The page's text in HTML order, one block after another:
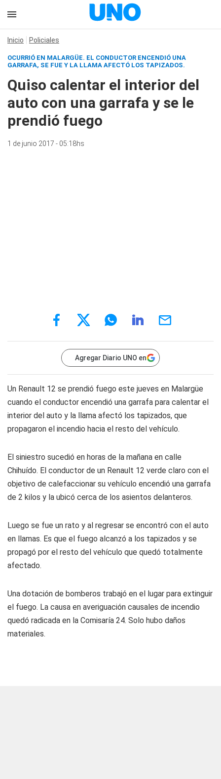
Inicio Policiales
OCURRIÓ EN MALARGÜE. EL CONDUCTOR ENCENDIÓ UNA
GARRAFA, SE FUE Y LA LLAMA AFECTÓ LOS TAPIZADOS.
Quiso calentar el interior del
auto con una garrafa y se le
prendió fuego
1 de junio 2017 - 05:18hs
Agregar Diario UNO en
Un Renault 12 se prendió fuego este jueves en Malargüe
cuando el conductor encendió una garrafa para calentar el
interior del auto y la llama afectó los tapizados, que
propagaron el incendio hacia el resto del vehículo.
El siniestro sucedió en horas de la mañana en calle
Chihuído. El conductor de un Renault 12 verde claro con el
objetivo de calefaccionar su vehículo encendió una garrafa
de 2 kilos y la ubicó cerca de los asientos delanteros.
Luego se fue un rato y al regresar se encontró con el auto
en llamas. Es que el fuego alcanzó a los tapizados y se
propagó por el resto del vehículo que quedó totalmente
afectado.
Una dotación de bomberos trabajó en el lugar para extinguir
el fuego. La causa en averiguación causales de incendio
quedó radicada en la Comisaría 24. Solo hubo daños
materiales.